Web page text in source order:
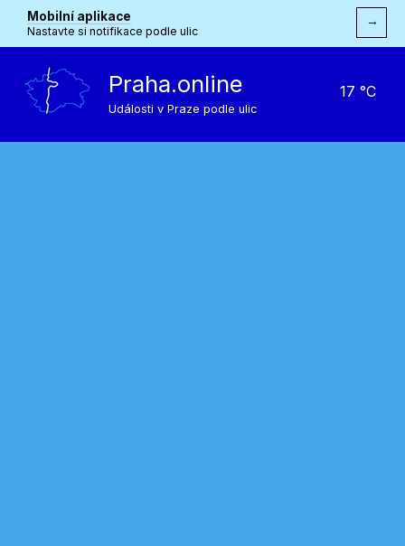
Mobilní aplikace
Nastavte si notifikace podle ulic
→
Praha.online
Události v Praze podle ulic
17 °C